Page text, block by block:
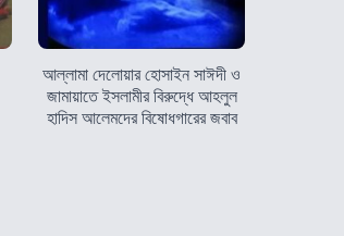
আল্লামা দেলোয়ার হোসাইন সাঈদী ও
জামায়াতে ইসলামীর বিরুদ্ধে আহলুল
হাদিস আলেমদের বিষোধগারের জবাব